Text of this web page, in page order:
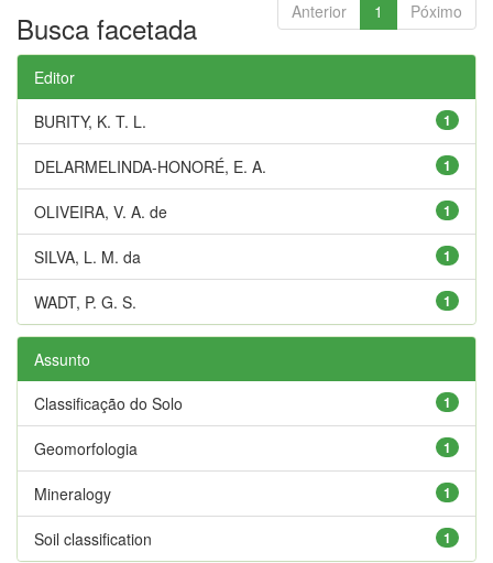
Anterior 1 Póximo
Busca facetada
Editor
1
BURITY, K. T. L.
1
DELARMELINDA-HONORÉ, E. A.
1
OLIVEIRA, V. A. de
1
SILVA, L. M. da
1
WADT, P. G. S.
Assunto
1
Classificação do Solo
1
Geomorfologia
1
Mineralogy
1
Soil classification